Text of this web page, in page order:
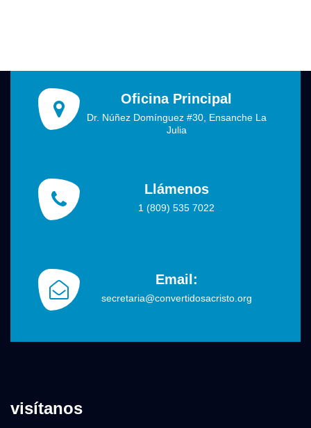
Oficina Principal
Dr. Núñez Domínguez #30, Ensanche La
Julia
Llámenos
1 (809) 535 7022
Email:
secretaria@convertidosacristo.org
visítanos